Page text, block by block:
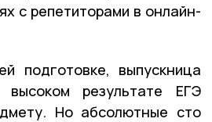
с репетиторами в онлайн-
подготовке, выпускница
результате ЕГЭ
Но абсолютные сто